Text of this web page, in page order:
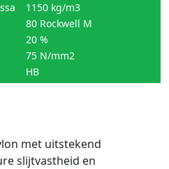
1150 kg/m3
80 Rockwell M
20 %
75 N/mm2
HB
met uitstekend
slijtvastheid en